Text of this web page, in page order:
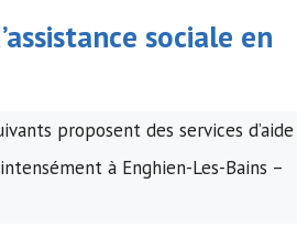
sociale en
proposent des services d’aide
à Enghien-Les-Bains –